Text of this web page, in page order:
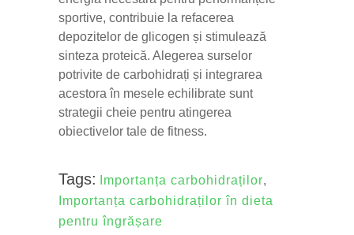
sportive, contribuie la refacerea
depozitelor de glicogen și stimulează
sinteza proteică. Alegerea surselor
potrivite de carbohidrați și integrarea
acestora în mesele echilibrate sunt
strategii cheie pentru atingerea
obiectivelor tale de fitness.
Tags: Importanța carbohidraților,
Importanța carbohidraților în dieta
pentru îngrășare